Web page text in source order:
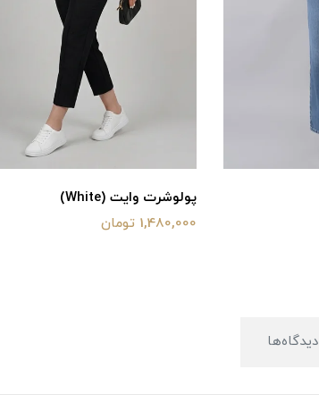
پولوشرت وایت (White)
1,480,000 تومان
دیدگاه‌ها